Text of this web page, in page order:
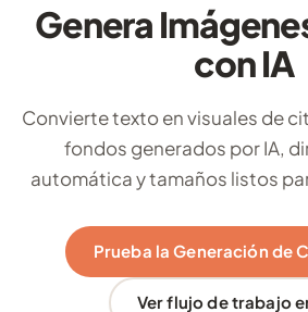
Genera
con IA
Convierte texto en visuales de
fondos generados por IA,
automática y tamaños listos
Prueba la Generación de
Ver flujo de trabajo